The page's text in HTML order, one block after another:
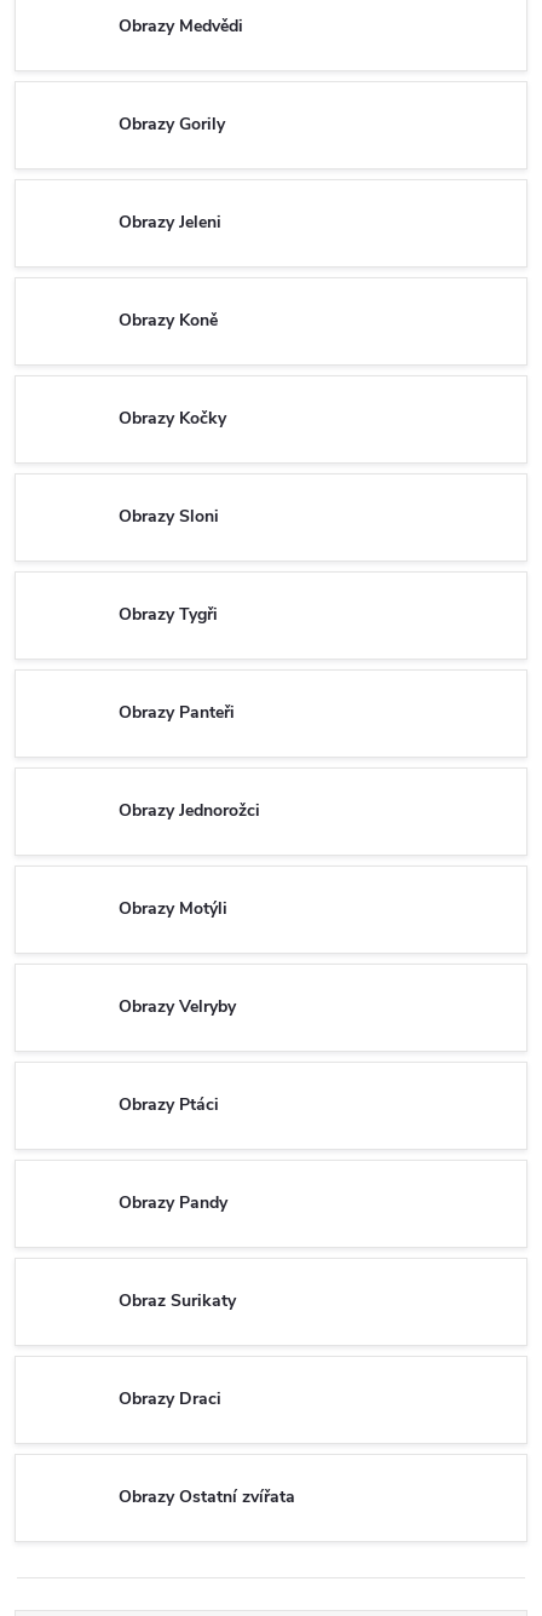
Obrazy Medvědi
Obrazy Gorily
Obrazy Jeleni
Obrazy Koně
Obrazy Kočky
Obrazy Sloni
Obrazy Tygři
Obrazy Panteři
Obrazy Jednorožci
Obrazy Motýli
Obrazy Velryby
Obrazy Ptáci
Obrazy Pandy
Obraz Surikaty
Obrazy Draci
Obrazy Ostatní zvířata